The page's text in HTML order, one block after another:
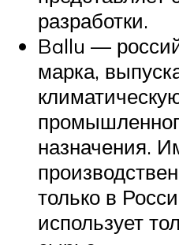
разработки.
Ballu —
марка,
назначения.
только в
использует